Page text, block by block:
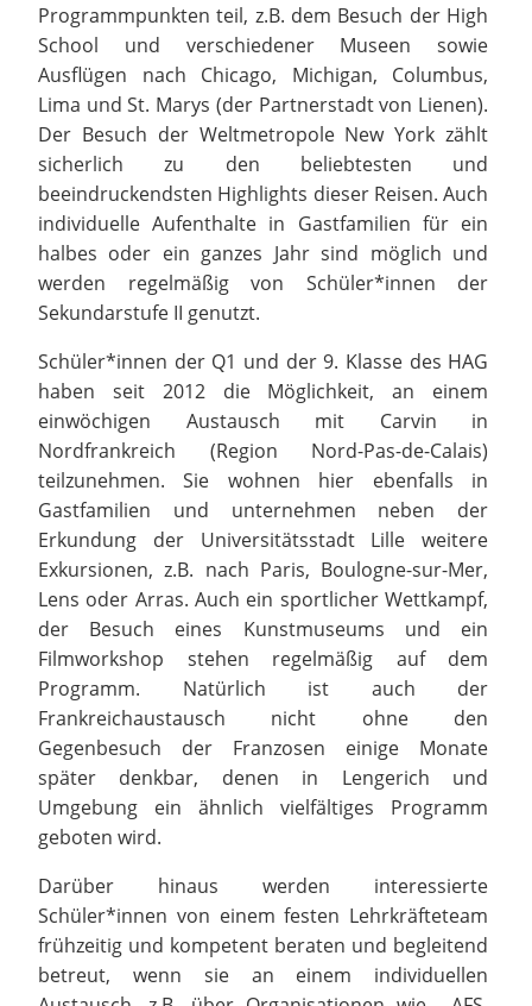
Programmpunkten teil, z.B. dem Besuch der High
School und verschiedener Museen sowie
Ausflügen nach Chicago, Michigan, Columbus,
Lima und St. Marys (der Partnerstadt von Lienen).
Der Besuch der Weltmetropole New York zählt
sicherlich zu den beliebtesten und
beeindruckendsten Highlights dieser Reisen. Auch
individuelle Aufenthalte in Gastfamilien für ein
halbes oder ein ganzes Jahr sind möglich und
werden regelmäßig von Schüler*innen der
Sekundarstufe II genutzt.
Schüler*innen der Q1 und der 9. Klasse des HAG
haben seit 2012 die Möglichkeit, an einem
einwöchigen Austausch mit Carvin in
Nordfrankreich (Region Nord-Pas-de-Calais)
teilzunehmen. Sie wohnen hier ebenfalls in
Gastfamilien und unternehmen neben der
Erkundung der Universitätsstadt Lille weitere
Exkursionen, z.B. nach Paris, Boulogne-sur-Mer,
Lens oder Arras. Auch ein sportlicher Wettkampf,
der Besuch eines Kunstmuseums und ein
Filmworkshop stehen regelmäßig auf dem
Programm. Natürlich ist auch der
Frankreichaustausch nicht ohne den
Gegenbesuch der Franzosen einige Monate
später denkbar, denen in Lengerich und
Umgebung ein ähnlich vielfältiges Programm
geboten wird.
Darüber hinaus werden interessierte
Schüler*innen von einem festen Lehrkräfteteam
frühzeitig und kompetent beraten und begleitend
betreut, wenn sie an einem individuellen